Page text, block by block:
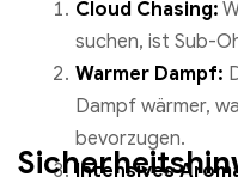
Cloud Chasing:
suchen, ist Sub-
Warmer Dampf:
Dampf wärmer,
bevorzugen.
Intensives